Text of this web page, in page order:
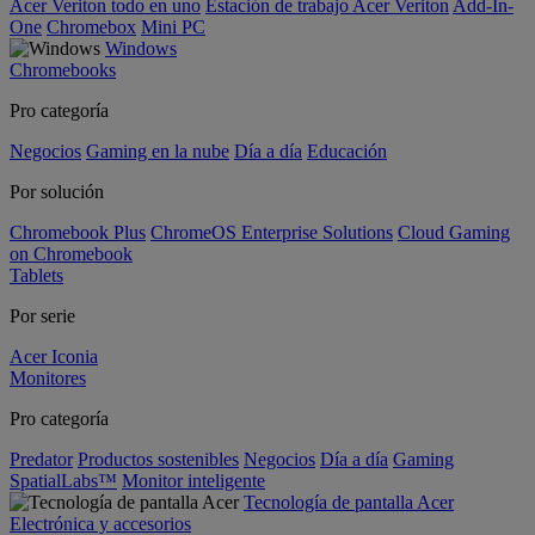
Acer Veriton todo en uno Estación de trabajo Acer Veriton Add-In-
One Chromebox Mini PC
Windows
Chromebooks
Pro categoría
Negocios Gaming en la nube Día a día Educación
Por solución
Chromebook Plus ChromeOS Enterprise Solutions Cloud Gaming
on Chromebook
Tablets
Por serie
Acer Iconia
Monitores
Pro categoría
Predator Productos sostenibles Negocios Día a día Gaming
SpatialLabs™ Monitor inteligente
Tecnología de pantalla Acer
Electrónica y accesorios